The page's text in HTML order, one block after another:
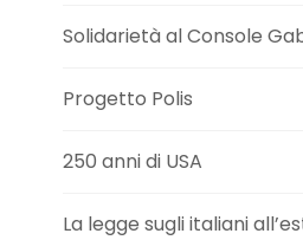
Solidarietà al Console
Progetto Polis
250 anni di USA
La legge sugli italiani